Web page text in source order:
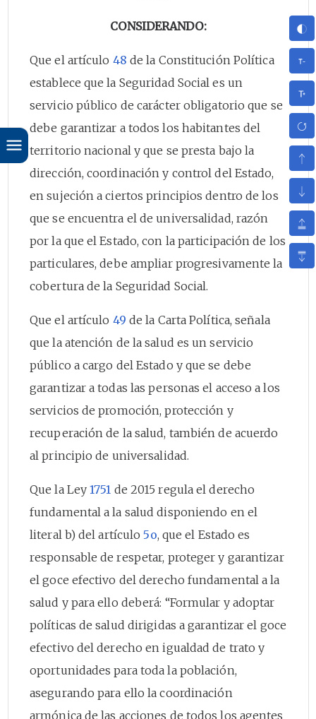
CONSIDERANDO:
Que el artículo 48 de la Constitución Política
establece que la Seguridad Social es un
servicio público de carácter obligatorio que se
debe garantizar a todos los habitantes del
territorio nacional y que se presta bajo la
dirección, coordinación y control del Estado,
en sujeción a ciertos principios dentro de los
que se encuentra el de universalidad, razón
por la que el Estado, con la participación de los
particulares, debe ampliar progresivamente la
cobertura de la Seguridad Social.
Que el artículo 49 de la Carta Política, señala
que la atención de la salud es un servicio
público a cargo del Estado y que se debe
garantizar a todas las personas el acceso a los
servicios de promoción, protección y
recuperación de la salud, también de acuerdo
al principio de universalidad.
Que la Ley1751 de 2015 regula el derecho
fundamental a la salud disponiendo en el
literal b) del artículo5o, que el Estado es
responsable de respetar, proteger y garantizar
el goce efectivo del derecho fundamental a la
salud y para ello deberá: “Formular y adoptar
políticas de salud dirigidas a garantizar el goce
efectivo del derecho en igualdad de trato y
oportunidades para toda la población,
asegurando para ello la coordinación
armónica de las acciones de todos los agentes